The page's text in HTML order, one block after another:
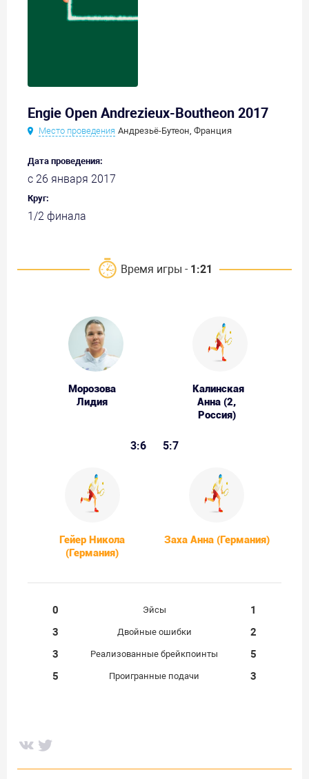
Engie Open Andrezieux-Boutheon 2017
Место проведения Андрезьё-Бутеон, Франция
Дата проведения:
с 26 января 2017
Круг:
1/2 финала
Время игры - 1:21
Морозова
Лидия
Калинская
Анна (2,
Россия)
3:6 5:7
Гейер Никола
(Германия)
Заха Анна (Германия)
0 Эйсы
1
3
Двойные ошибки
2
3
Реализованные брейкпоинты
5
5
Проигранные подачи 3